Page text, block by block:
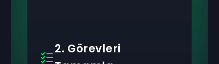
2. Görevleri